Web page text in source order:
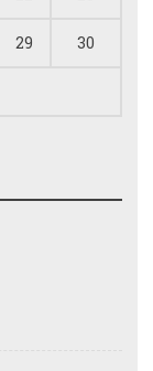
29 30